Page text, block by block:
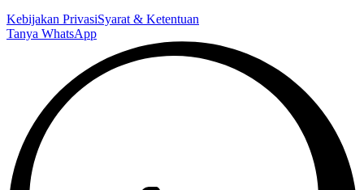
Kebijakan PrivasiSyarat & Ketentuan
Tanya WhatsApp